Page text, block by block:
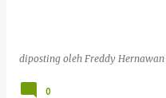
diposting oleh Freddy Hernawan
0